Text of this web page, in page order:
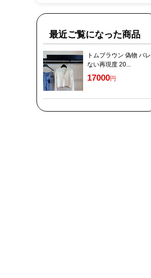
最近ご覧になった商品
トムブラウン 偽物 バレ
ない再現度 20...
17000円